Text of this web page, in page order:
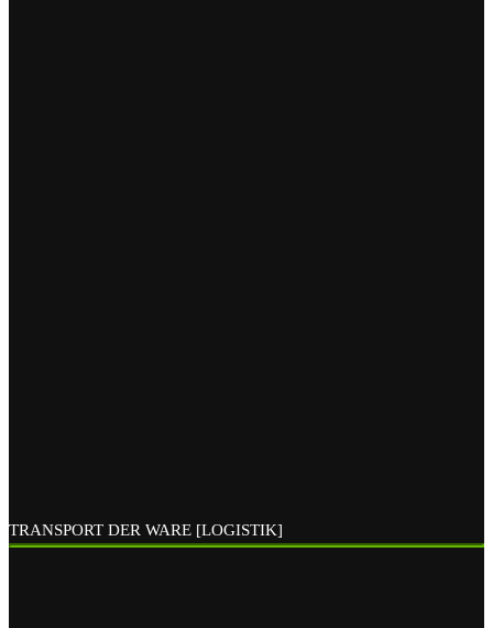
TRANSPORT DER WARE [LOGISTIK]